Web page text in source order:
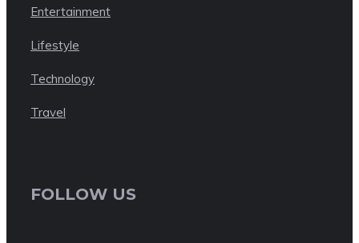
Entertainment
Lifestyle
Technology
Travel
FOLLOW US